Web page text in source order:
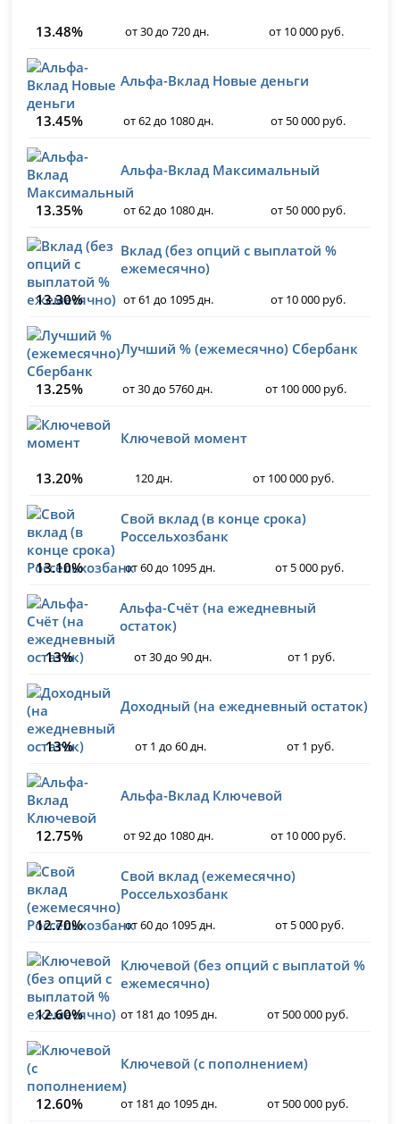
13.48% от 30 до 720 дн. от 10 000 руб.
Альфа-Вклад Новые деньги
13.45% от 62 до 1080 дн. от 50 000 руб.
Альфа-Вклад Максимальный
13.35% от 62 до 1080 дн. от 50 000 руб.
Вклад (без опций с выплатой %
ежемесячно)
13.30%
от 61 до 1095 дн. от 10 000 руб.
Лучший % (ежемесячно) Сбербанк
13.25% от 30 до 5760 дн. от 100 000 руб.
Ключевой момент
13.20% 120 дн. от 100 000 руб.
Свой вклад (в конце срока)
Россельхозбанк
13.10%
от 60 до 1095 дн. от 5 000 руб.
Альфа-Счёт (на ежедневный
остаток)
13%
от 30 до 90 дн. от 1 руб.
Доходный (на ежедневный остаток)
13% от 1 до 60 дн. от 1 руб.
Альфа-Вклад Ключевой
12.75% от 92 до 1080 дн. от 10 000 руб.
Свой вклад (ежемесячно)
Россельхозбанк
12.70%
от 60 до 1095 дн. от 5 000 руб.
Ключевой (без опций с выплатой %
ежемесячно)
12.60%
от 181 до 1095 дн. от 500 000 руб.
Ключевой (с пополнением)
12.60% от 181 до 1095 дн. от 500 000 руб.